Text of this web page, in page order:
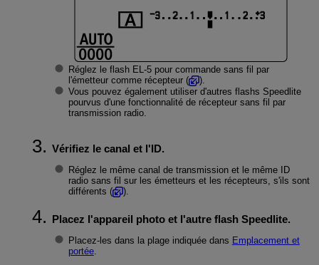
Réglez le flash EL-5pour commande sans fil par
l'émetteur comme récepteur (
).
Vous pouvez également utiliser d'autres flashs Speedlite
pourvus d'une fonctionnalité de récepteur sans fil par
transmission radio.
Vérifiez le canal et l'ID.
Réglez le même canal de transmission et le même ID
radio sans fil sur les émetteurs et les récepteurs, s'ils sont
différents (
).
Placez l'appareil photo et l'autre flash Speedlite.
Placez-les dans la plage indiquée dans Emplacement et
portée.